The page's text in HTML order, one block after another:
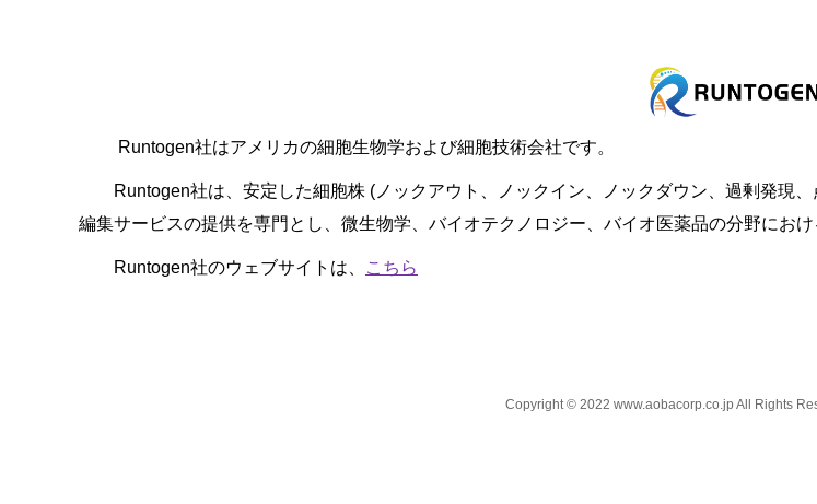
Runtogen社はアメリカの細胞生物学および細胞技術会社です。
Runtogen社は、安定した細胞株 (ノックアウト、ノックイン、ノックダウン、過剰発現
編集サービスの提供を専門とし、微生物学、バイオテクノロジー、バイオ医薬品の分野にお
Runtogen社のウェブサイトは、 こちら
Copyright © 2022 www.aobacorp.co.jp All Rights